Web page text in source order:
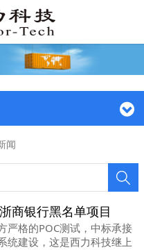
闻
商银行黑名单项目
严格的POC测试，中标承接
统建设，这是西力科技继上